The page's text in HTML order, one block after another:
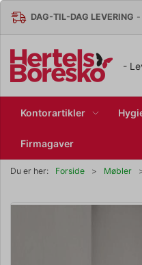
DAG-TIL-DAG LEVERING -
-
Kontorartikler
Firmagaver
Du er her: Forside Møbler